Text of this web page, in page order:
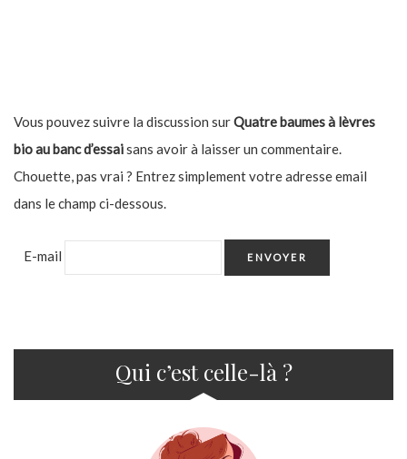
Vous pouvez suivre la discussion surQuatre baumes à lèvres
bio au banc d’essaisans avoir à laisser un commentaire.
Chouette, pas vrai ? Entrez simplement votre adresse email
dans le champ ci-dessous.
E-mail
Qui c’est celle-là ?